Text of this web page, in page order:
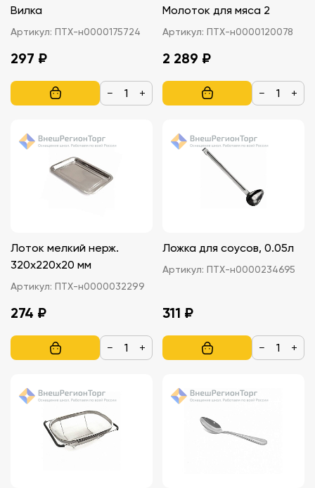
Вилка
Артикул: ПТХ-н0000175724
297 ₽
− +
Молоток для мяса 2
Артикул: ПТХ-н0000120078
2 289 ₽
− +
Лоток мелкий нерж.
320х220х20 мм
Артикул: ПТХ-н0000032299
274 ₽
− +
Ложка для соусов, 0.05л
Артикул: ПТХ-н0000234695
311 ₽
− +